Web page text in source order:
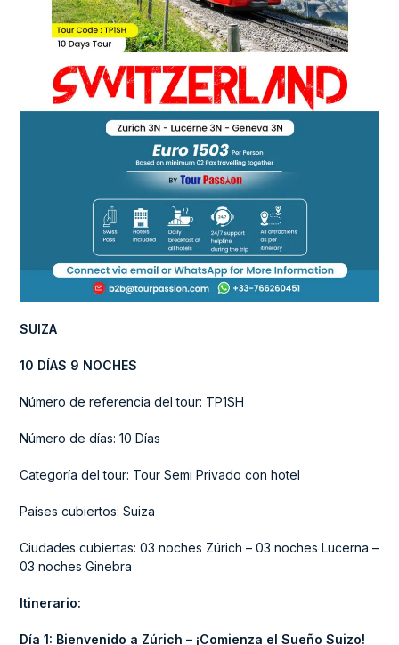
SUIZA
10 DÍAS 9 NOCHES
Número de referencia del tour: TP1SH
Número de días: 10 Días
Categoría del tour: Tour Semi Privado con hotel
Países cubiertos: Suiza
Ciudades cubiertas: 03 noches Zúrich – 03 noches Lucerna –
03 noches Ginebra
Itinerario:
Día 1: Bienvenido a Zúrich – ¡Comienza el Sueño Suizo!